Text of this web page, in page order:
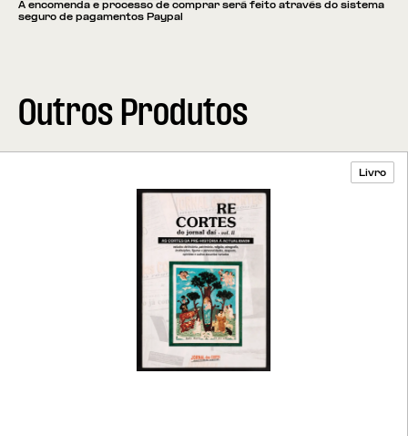
A encomenda e processo de comprar será feito através do sistema
seguro de pagamentos Paypal
Outros Produtos
Livro